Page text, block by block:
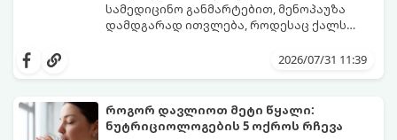
სამედიცინო განმარტებით, მენოპაუზა
დამდგარად ითვლება, როდესაც ქალს
ცვლილებები ამ მომენტამდე ბევრად ადრე
საშუალოდ 40-დან 50 წლამდე ასაკში იწყება
და შესაძლოა 4-დან 8 წლამდე
გაგრძელდეს).
იმისათვის, რომ ეს პერიოდი შფოთვის
2026/07/31 11:39
როგორ დავლიოთ მეტი წყალი:
ნუტრიციოლოგების 5 ოქროს რჩევა